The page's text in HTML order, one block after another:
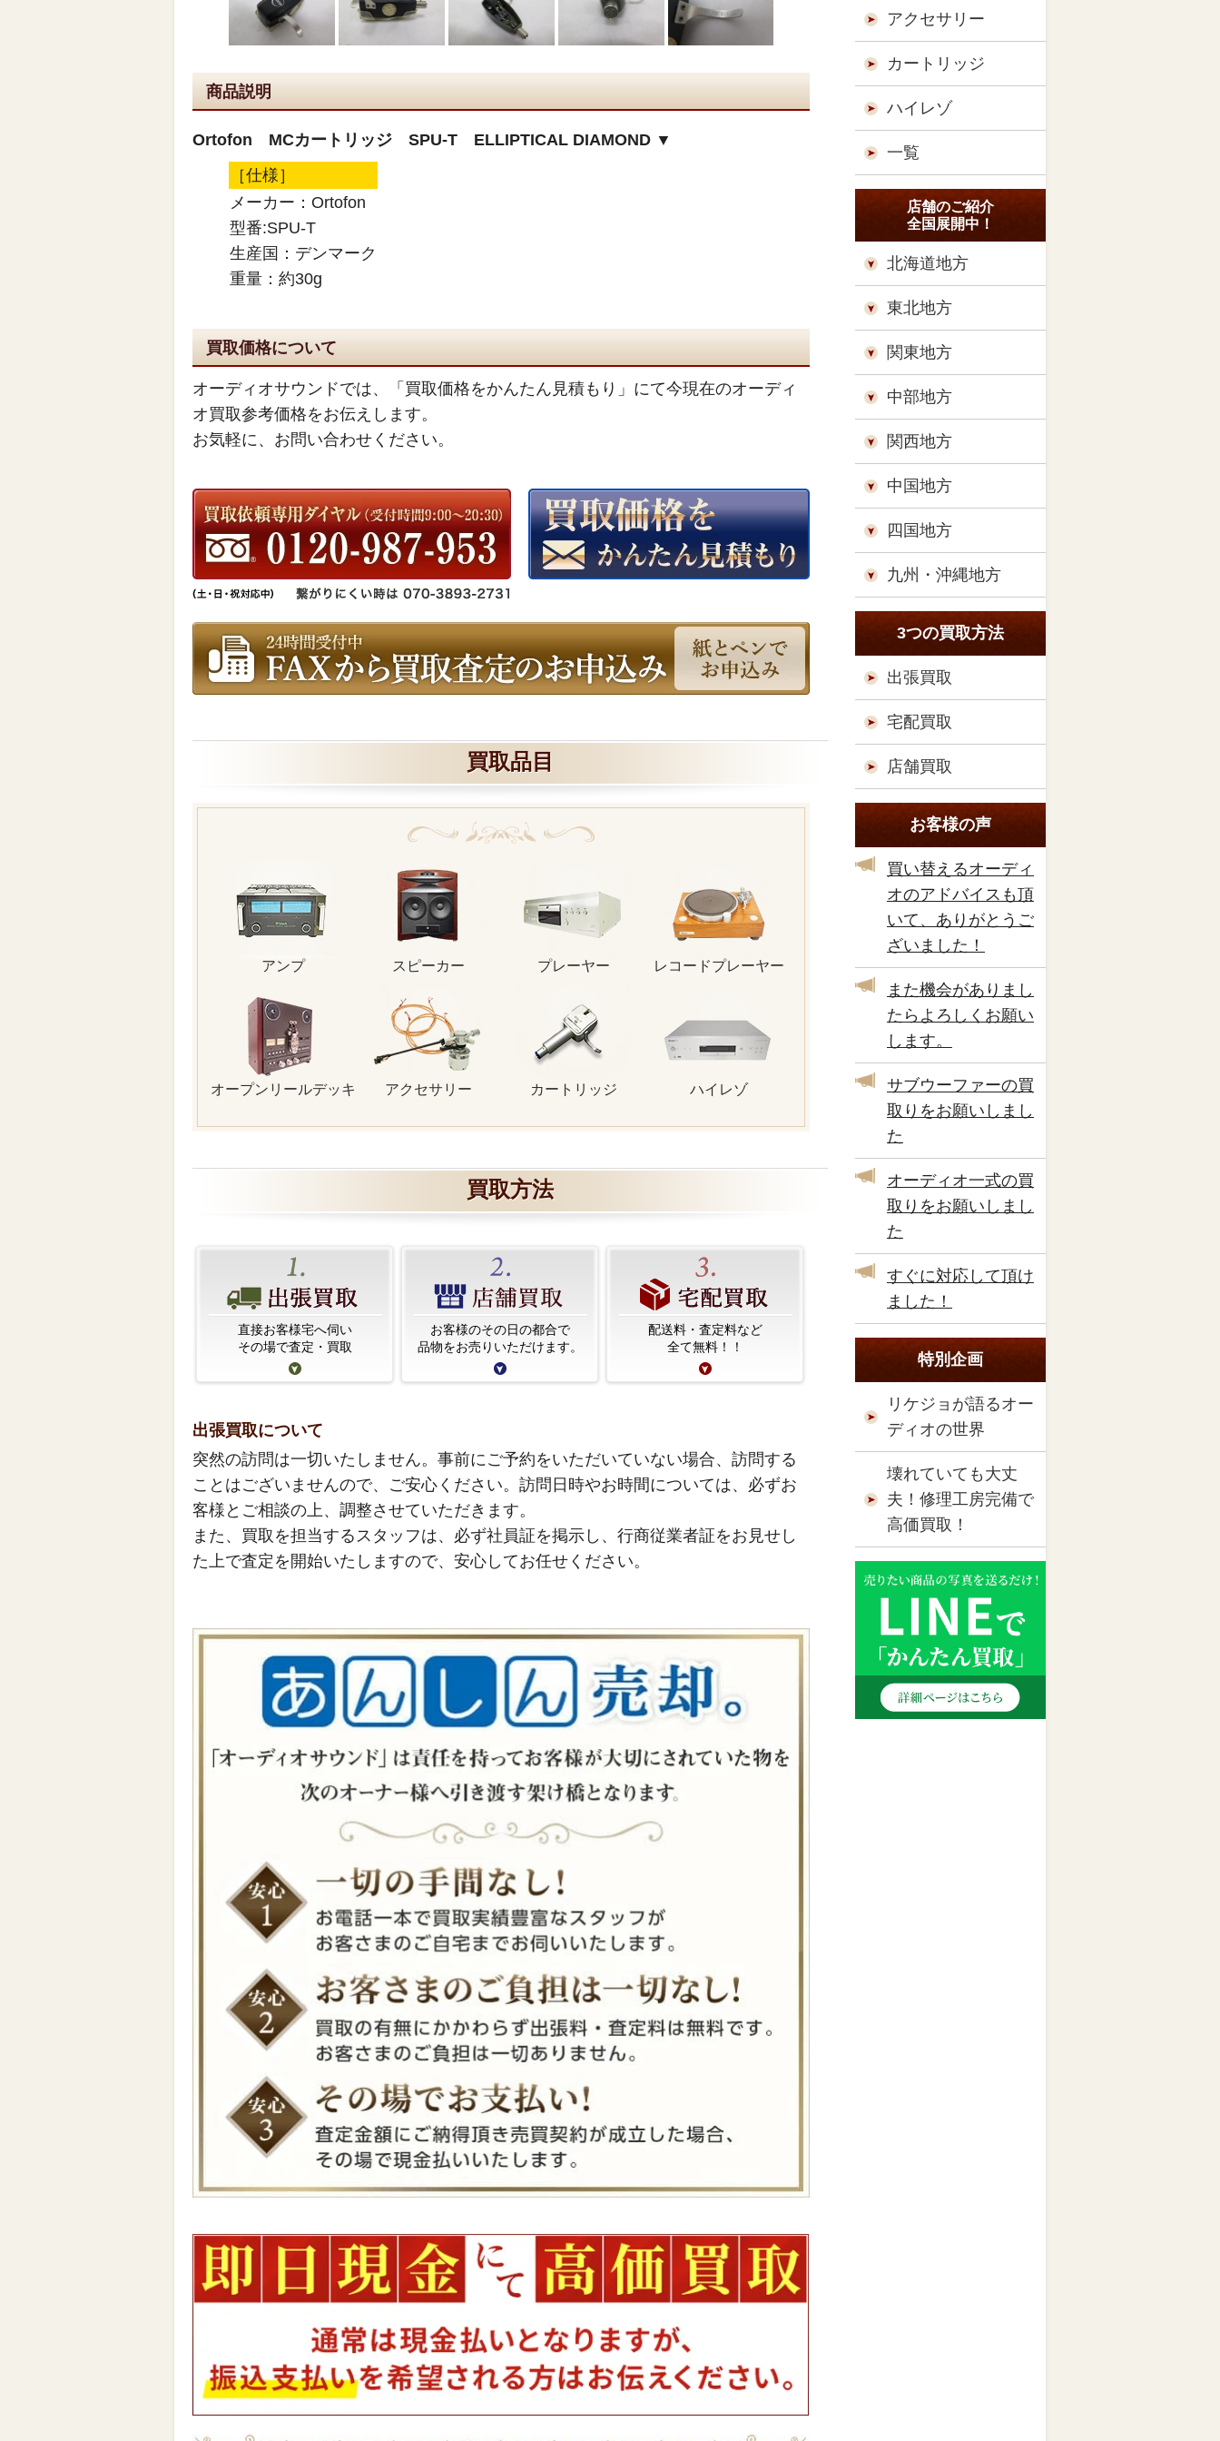
商品説明
Ortofon MCカートリッジ SPU-T ELLIPTICAL DIAMOND ▼
［仕様］
メーカー：Ortofon
型番:SPU-T
生産国：デンマーク
重量：約30g
買取価格について
オーディオサウンドでは、「買取価格をかんたん見積もり」にて今現在のオーディ
オ買取参考価格をお伝えします。
お気軽に、お問い合わせください。
買取品目
アンプ スピーカー プレーヤー レコードプレーヤー
オープンリールデッキ アクセサリー カートリッジ ハイレゾ
買取方法
直接お客様宅へ伺い
その場で査定・買取
お客様のその日の都合で
品物をお売りいただけます。
配送料・査定料など
全て無料！！
出張買取について
突然の訪問は一切いたしません。事前にご予約をいただいていない場合、訪問する
ことはございませんので、ご安心ください。訪問日時やお時間については、必ずお
客様とご相談の上、調整させていただきます。
また、買取を担当するスタッフは、必ず社員証を掲示し、行商従業者証をお見せし
た上で査定を開始いたしますので、安心してお任せください。
アクセサリー
カートリッジ
ハイレゾ
一覧
店舗のご紹介
全国展開中！
北海道地方
東北地方
関東地方
中部地方
関西地方
中国地方
四国地方
九州・沖縄地方
3つの買取方法
出張買取
宅配買取
店舗買取
お客様の声
買い替えるオーディ
オのアドバイスも頂
いて、ありがとうご
ざいました！
また機会がありまし
たらよろしくお願い
します。
サブウーファーの買
取りをお願いしまし
た
オーディオ一式の買
取りをお願いしまし
た
すぐに対応して頂け
ました！
特別企画
リケジョが語るオー
ディオの世界
壊れていても大丈
夫！修理工房完備で
高価買取！